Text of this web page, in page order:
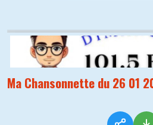
Ma Chansonnette du 26 01